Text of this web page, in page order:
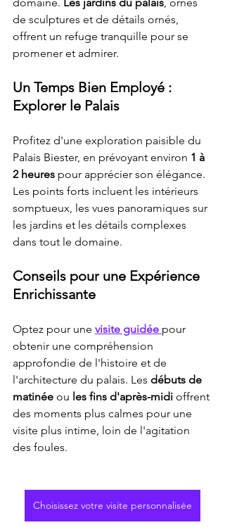
de sculptures et de détails ornés,
offrent un refuge tranquille pour se
promener et admirer.
Un Temps Bien Employé :
Explorer le Palais
Profitez d'une exploration paisible du
Palais Biester, en prévoyant environ 1 à
2 heures pour apprécier son élégance.
Les points forts incluent les intérieurs
somptueux, les vues panoramiques sur
les jardins et les détails complexes
dans tout le domaine.
Conseils pour une Expérience
Enrichissante
Optez pour une visite guidée pour
obtenir une compréhension
approfondie de l'histoire et de
l'architecture du palais. Les débuts de
matinée ou les fins d'après-midi offrent
des moments plus calmes pour une
visite plus intime, loin de l'agitation
des foules.
Choisissez votre visite personnalisée